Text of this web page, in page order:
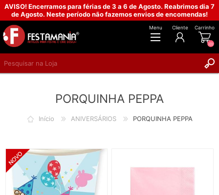
AVISO! Encerramos para férias de 3 a 6 de Agosto. Reabrimos dia 7
de Agosto. Neste período não fazemos envios de encomendas!
Menu Cliente
INICIAR SESSÃO
Carrinho
(0)
PORQUINHA PEPPA
Início ANIVERSÁRIOS PORQUINHA PEPPA